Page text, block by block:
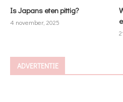
Is Japans eten pittig?
4 november, 2025
ADVERTENTIE